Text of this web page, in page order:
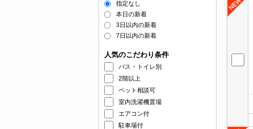
指定なし
本日の新着
3日以内の新着
7日以内の新着
人気のこだわり条件
バス・トイレ別
2階以上
ペット相談可
室内洗濯機置場
エアコン付
駐車場付